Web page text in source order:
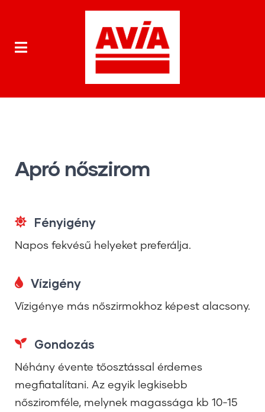
Apró nőszirom
Fényigény
Napos fekvésű helyeket preferálja.
Vízigény
Vízigénye más nőszirmokhoz képest alacsony.
Gondozás
Néhány évente tőosztással érdemes
megfiatalítani. Az egyik legkisebb
nősziromféle, melynek magassága kb 10-15